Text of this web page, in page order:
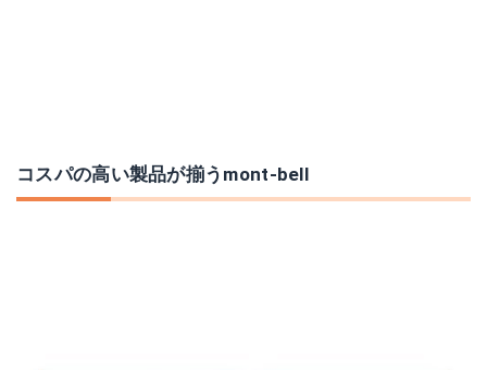
コスパの高い製品が揃うmont-bell